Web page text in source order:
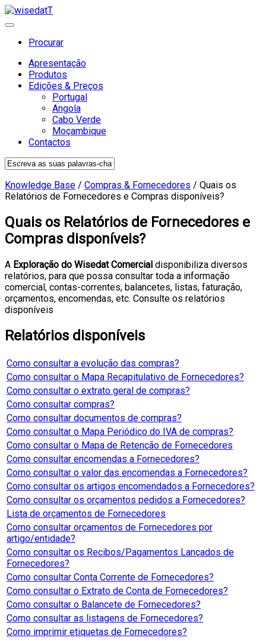
Procurar
Apresentação
Produtos
Edições & Preços
Portugal
Angola
Cabo Verde
Moçambique
Contactos
Knowledge Base / Compras & Fornecedores / Quais os
Relatórios de Fornecedores e Compras disponíveis?
Quais os Relatórios de Fornecedores e
Compras disponíveis?
A Exploração do Wisedat Comercial disponibiliza diversos
relatórios, para que possa consultar toda a informação
comercial, contas-correntes, balancetes, listas, faturação,
orçamentos, encomendas, etc. Consulte os relatórios
disponíveis
Relatórios disponíveis
Como consultar a evolução das compras?
Como consultar o Mapa Recapitulativo de Fornecedores?
Como consultar o extrato geral de compras?
Como consultar compras?
Como consultar documentos de compras?
Como consultar o Mapa Periódico do IVA de compras?
Como consultar o Mapa de Retenção de Fornecedores
Como consultar encomendas a Fornecedores?
Como consultar o valor das encomendas a Fornecedores?
Como consultar os artigos encomendados a Fornecedores?
Como consultar os orçamentos pedidos a Fornecedores?
Lista de orçamentos de Fornecedores
Como consultar orçamentos de Fornecedores por
artigo/entidade?
Como consultar os Recibos/Pagamentos Lançados de
Fornecedores?
Como consultar Conta Corrente de Fornecedores?
Como consultar o Extrato de Conta de Fornecedores?
Como consultar o Balancete de Fornecedores?
Como consultar as listagens de Fornecedores?
Como imprimir etiquetas de Fornecedores?